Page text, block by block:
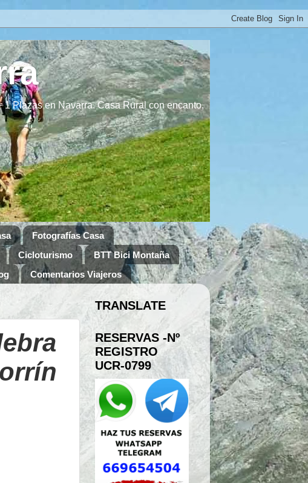
Plazas en Navarra. Casa Rural con encanto,
Fotografías Casa
Cicloturismo
BTT Bici Montaña
Comentarios Viajeros
TRANSLATE
RESERVAS -Nº
REGISTRO
UCR-0799